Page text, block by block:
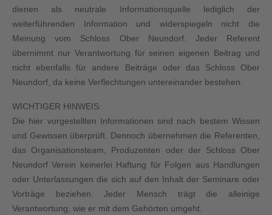
dienen als neutrale Informationsquelle lediglich der
weiterführenden Information und widerspiegeln nicht die
Meinung vom Schloss Ober Neundorf. Jeder Referent
übernimmt nur Verantwortung für seinen eigenen Beitrag und
nicht ebenfalls für andere Beiträge oder das Schloss Ober
Neundorf, da keine Verflechtungen unter­einander bestehen.
WICHTIGER HINWEIS:
Die hier vorgestellten Informationen sind nach bestem Wissen
und Gewissen überprüft. Dennoch übernehmen die Referenten,
das Organisationsteam, Produzenten oder der Schloss Ober
Neundorf Verein keinerlei Haftung für Folgen aus Handlungen
oder Unter­lassungen die sich auf den Inhalt der Seminare oder
Vorträge beziehen. Jeder Mensch trägt die alleinige
Verantwortung, wie er mit dem Gehörten umgeht.